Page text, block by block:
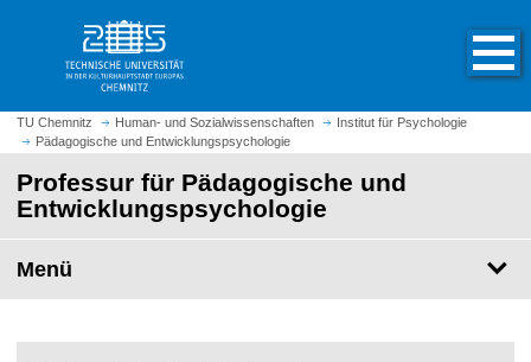
a
t
s
i
t
a
u
TU Chemnitz Human- und Sozialwissenschaften
Institut für Psychologie
Pädagogische und Entwicklungspsychologie
Professur für Pädagogische und
Entwicklungspsychologie
Menü